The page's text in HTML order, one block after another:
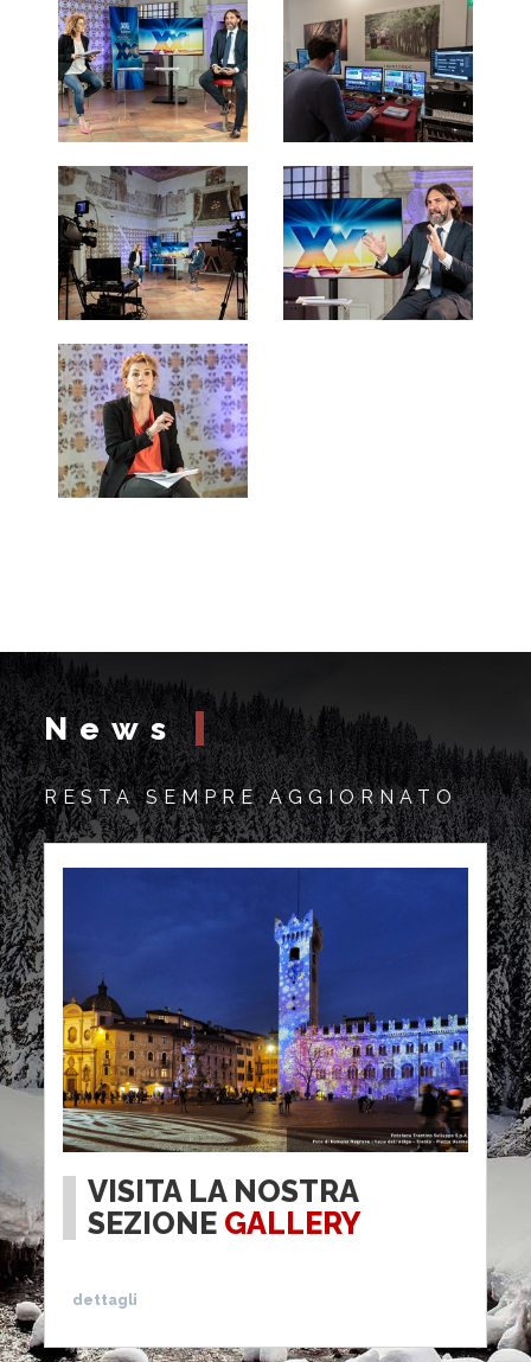
News
RESTA SEMPRE AGGIORNATO
VISITA LA NOSTRA
SEZIONE GALLERY
dettagli